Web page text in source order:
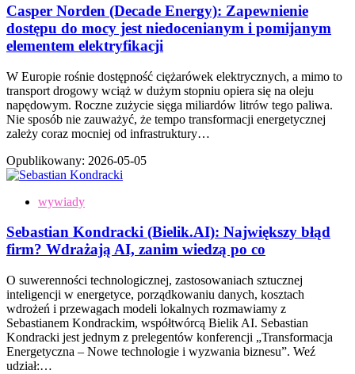
Casper Norden (Decade Energy): Zapewnienie
dostępu do mocy jest niedocenianym i pomijanym
elementem elektryfikacji
W Europie rośnie dostępność ciężarówek elektrycznych, a mimo to
transport drogowy wciąż w dużym stopniu opiera się na oleju
napędowym. Roczne zużycie sięga miliardów litrów tego paliwa.
Nie sposób nie zauważyć, że tempo transformacji energetycznej
zależy coraz mocniej od infrastruktury…
Opublikowany: 2026-05-05
wywiady
Sebastian Kondracki (Bielik.AI): Największy błąd
firm? Wdrażają AI, zanim wiedzą po co
O suwerenności technologicznej, zastosowaniach sztucznej
inteligencji w energetyce, porządkowaniu danych, kosztach
wdrożeń i przewagach modeli lokalnych rozmawiamy z
Sebastianem Kondrackim, współtwórcą Bielik AI. Sebastian
Kondracki jest jednym z prelegentów konferencji „Transformacja
Energetyczna – Nowe technologie i wyzwania biznesu”. Weź
udział:…